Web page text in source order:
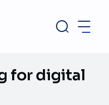
for digital